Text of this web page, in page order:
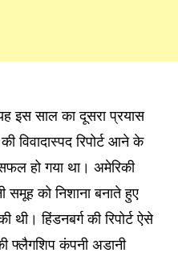
इस साल का दूसरा प्रयास
विवादास्पद रिपोर्ट आने के
हो गया था। अमेरिकी
समूह को निशाना बनाते हुए
थी। हिंडनबर्ग की रिपोर्ट ऐसे
फ्लैगशिप कंपनी अडानी